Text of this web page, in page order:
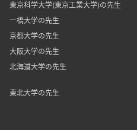
東京科学大学(東京工業大学)の先生
一橋大学の先生
京都大学の先生
大阪大学の先生
北海道大学の先生
東北大学の先生